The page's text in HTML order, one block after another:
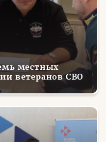
местных
ветеранов СВО